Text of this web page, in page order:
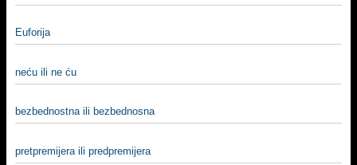
Euforija
neću ili ne ću
bezbednostna ili bezbednosna
pretpremijera ili predpremijera